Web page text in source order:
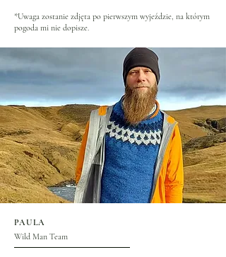
*Uwaga zostanie zdjęta po pierwszym wyjeździe, na którym
pogoda mi nie dopisze.
PAULA
Wild Man Team